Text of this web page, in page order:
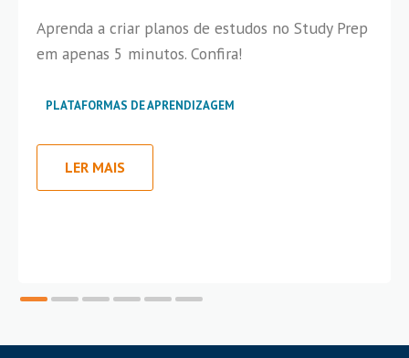
Aprenda a criar planos de estudos no Study Prep
em apenas 5 minutos. Confira!
PLATAFORMAS DE APRENDIZAGEM
LER MAIS